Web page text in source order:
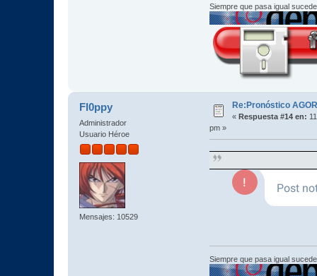
Siempre que pasa igual
Fl0ppy
Administrador
Usuario Héroe
Mensajes: 10529
Re:Pronóstico
« Respuesta #14 en:
pm »
Siempre que pasa igual